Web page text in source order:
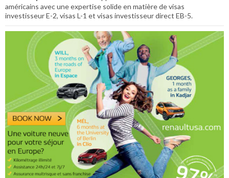
américains avec une expertise solide en matière de visas
investisseur E-2, visas L-1 et visas investisseur direct EB-5.